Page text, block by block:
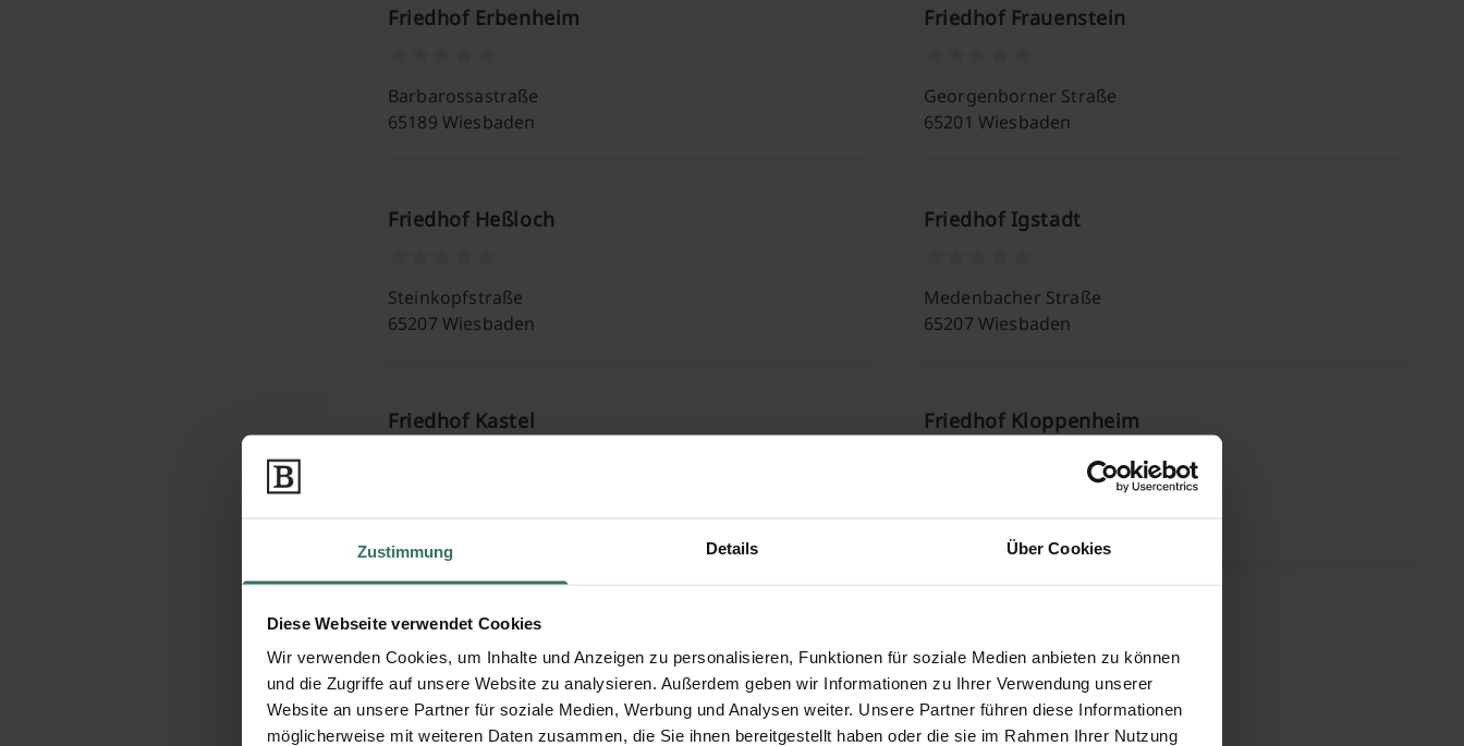
Zustimmung Details Über Cookies
Diese Webseite verwendet Cookies
Wir verwenden Cookies, um Inhalte und Anzeigen zu personalisieren, Funktionen für soziale Medien anbieten zu können
und die Zugriffe auf unsere Website zu analysieren. Außerdem geben wir Informationen zu Ihrer Verwendung unserer
Website an unsere Partner für soziale Medien, Werbung und Analysen weiter. Unsere Partner führen diese Informationen
möglicherweise mit weiteren Daten zusammen, die Sie ihnen bereitgestellt haben oder die sie im Rahmen Ihrer Nutzung
Friedhof Erbenheim
Barbarossastraße
65189 Wiesbaden
Friedhof Frauenstein
Georgenborner Straße
65201 Wiesbaden
Friedhof Heßloch
Steinkopfstraße
65207 Wiesbaden
Friedhof Igstadt
Medenbacher Straße
65207 Wiesbaden
Friedhof Kastel Friedhof Kloppenheim
Friedhof Kostheim
Mittlerer Sampelweg 30
55246 Wiesbaden
Hockenbergstraße
65207 Wiesbaden